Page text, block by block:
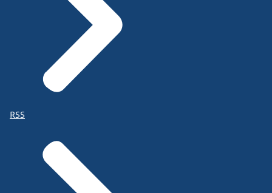
RSS